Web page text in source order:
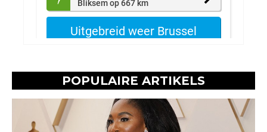
POPULAIRE ARTIKELS